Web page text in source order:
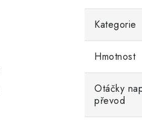
Kategorie
Hmotnost
Otáčky
převod